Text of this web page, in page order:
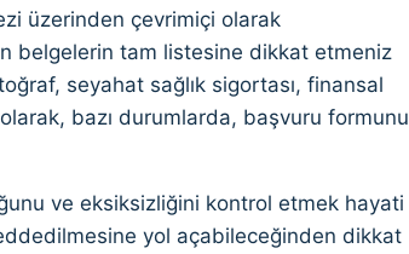
üzerinden çevrimiçi olarak
belgelerin tam listesine dikkat etmeniz
seyahat sağlık sigortası, finansal
bazı durumlarda, başvuru formunu
ve eksiksizliğini kontrol etmek hayati
yol açabileceğinden dikkat